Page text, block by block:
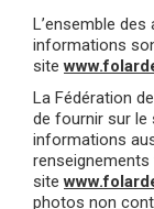
L’ensemble
informations
site
La Fédération
de fournir sur
informations
site
photos non